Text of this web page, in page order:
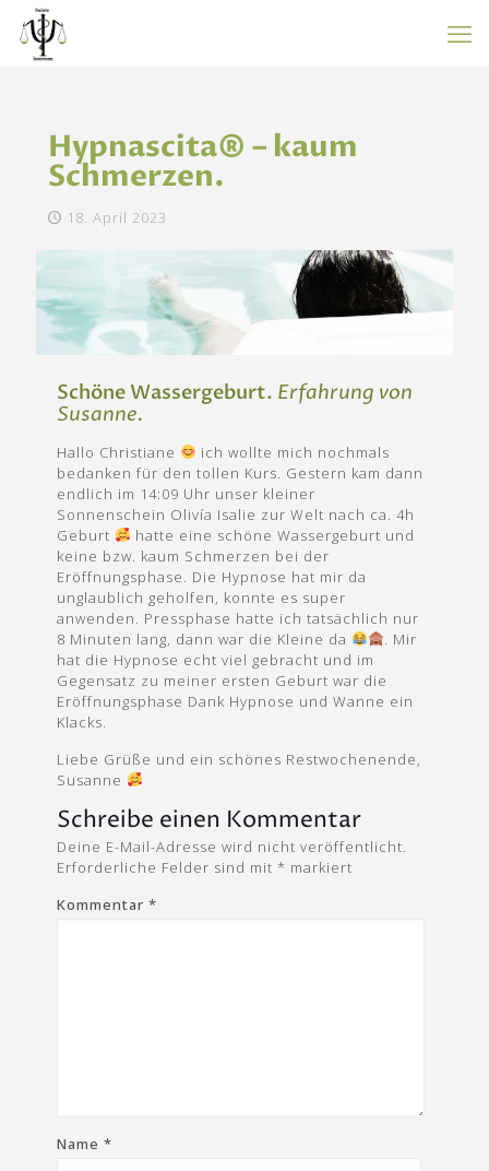
Hypnascita® – kaum
Schmerzen.
18. April 2023
Schöne Wassergeburt. Erfahrung von
Susanne.
Hallo Christiane
ich wollte mich nochmals
bedanken für den tollen Kurs. Gestern kam dann
endlich im 14:09 Uhr unser kleiner
Sonnenschein Olivía Isalie zur Welt nach ca. 4h
Geburt
hatte eine schöne Wassergeburt und
keine bzw. kaum Schmerzen bei der
Eröffnungsphase. Die Hypnose hat mir da
unglaublich geholfen, konnte es super
anwenden. Pressphase hatte ich tatsächlich nur
8 Minuten lang, dann war die Kleine da
. Mir
hat die Hypnose echt viel gebracht und im
Gegensatz zu meiner ersten Geburt war die
Eröffnungsphase Dank Hypnose und Wanne ein
Klacks.
Liebe Grüße und ein schönes Restwochenende,
Susanne
Schreibe einen Kommentar
Deine E-Mail-Adresse wird nicht veröffentlicht.
Erforderliche Felder sind mit* markiert
Kommentar*
Name*